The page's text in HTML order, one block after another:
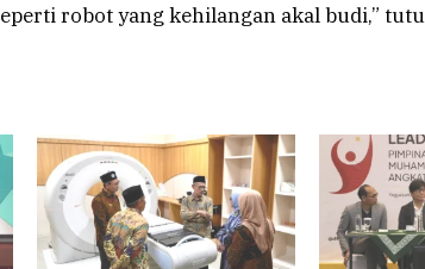
robot yang kehilangan akal budi,”